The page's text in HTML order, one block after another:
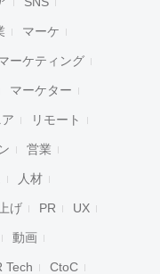
マーケ
ーケティング
マーケター
リモート
営業
人材
げ PR UX
動画
Tech CtoC